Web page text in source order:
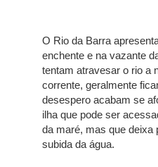
O Rio da Barra
enchente e na vazante
tentam atravesar o rio a
corrente, geralmente
desespero acabam se
ilha que pode ser
da maré, mas que deixa
subida da água.